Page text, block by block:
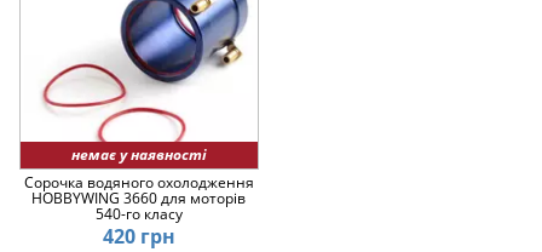
немає у наявності
Сорочка водяного охолодження
HOBBYWING 3660 для моторів
540-го класу
420 грн